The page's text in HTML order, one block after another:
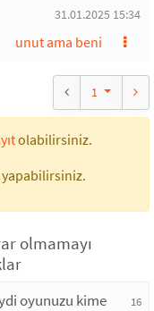
31.01.2025 15:34
unut ama beni
1
olabilirsiniz.
olmamayı
oyunuzu kime
16